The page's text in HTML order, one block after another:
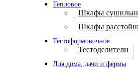
Тепловое
Шкафы
Шкафы
Тестоформовочное
Тестоделители
Для дома, дачи и фермы